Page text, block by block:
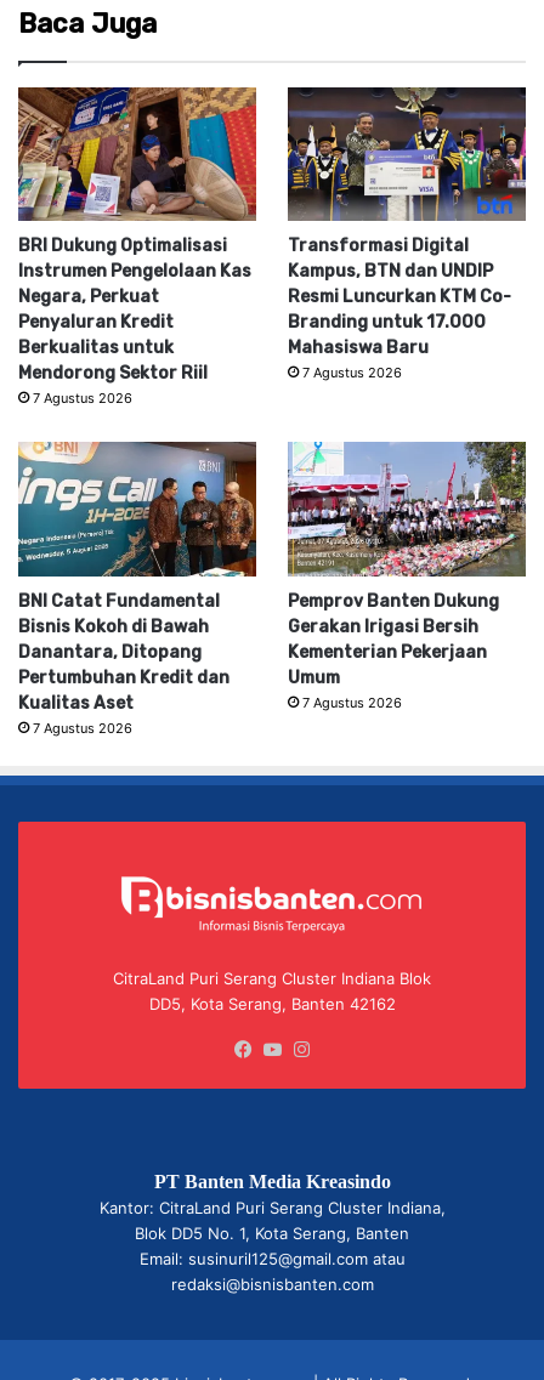
Baca Juga
BRI Dukung Optimalisasi
Instrumen Pengelolaan Kas
Negara, Perkuat
Penyaluran Kredit
Berkualitas untuk
Mendorong Sektor Riil
7 Agustus 2026
Transformasi Digital
Kampus, BTN dan UNDIP
Resmi Luncurkan KTM Co-
Branding untuk 17.000
Mahasiswa Baru
7 Agustus 2026
BNI Catat Fundamental
Bisnis Kokoh di Bawah
Danantara, Ditopang
Pertumbuhan Kredit dan
Kualitas Aset
7 Agustus 2026
Pemprov Banten Dukung
Gerakan Irigasi Bersih
Kementerian Pekerjaan
Umum
7 Agustus 2026
CitraLand Puri Serang Cluster Indiana Blok
DD5, Kota Serang, Banten 42162
Facebook
YouTube
PT Banten Media Kreasindo
Kantor: CitraLand Puri Serang Cluster Indiana,
Blok DD5 No. 1, Kota Serang, Banten
Email: susinuril125@gmail.com atau
redaksi@bisnisbanten.com